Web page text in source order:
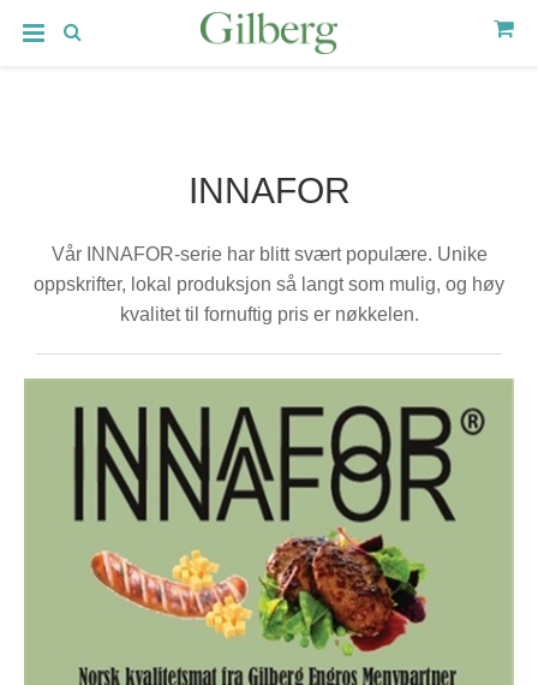
INNAFOR
Vår INNAFOR-serie har blitt svært populære. Unike
oppskrifter, lokal produksjon så langt som mulig, og høy
kvalitet til fornuftig pris er nøkkelen.